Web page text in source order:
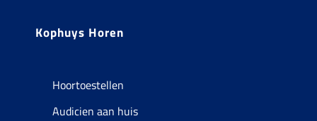
Kophuys Horen
Hoortoestellen
Audicien aan huis